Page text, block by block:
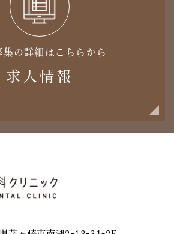
集の詳細はこちらから
求人情報